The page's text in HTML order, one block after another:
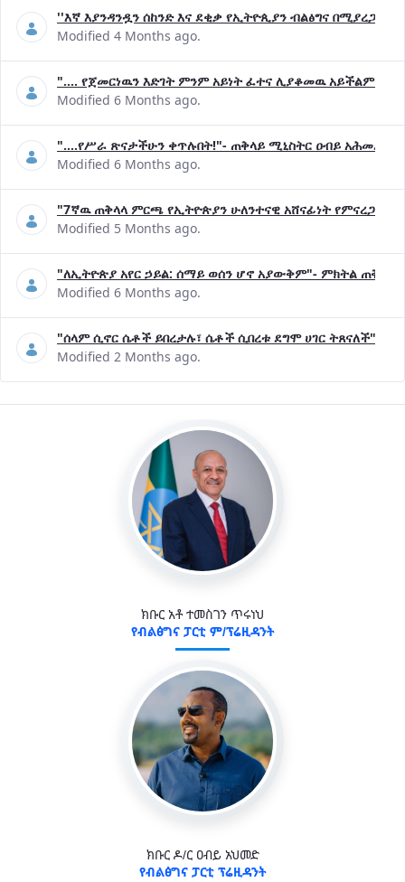
''እኛ እያንዳንዷን ሰከንድ እና ደቂቃ የኢትዮጲያን ብልፅግና
Modified 4 Months ago.
".... የጀመርነዉን እድገት ምንም አይነት ፈተና ሊያቆመዉ አይችልም"-
Modified 6 Months ago.
"....የሥራ ጽናታችሁን ቀጥሉበት!"- ጠቅላይ ሚኒስትር ዐብይ አሕመድ (ዶ/
Modified 6 Months ago.
"7ኛዉ ጠቅላላ ምርጫ የኢትዮጵያን ሁለንተናዊ አሸናፊነት
Modified 5 Months ago.
"ለኢትዮጵያ አየር ኃይል: ሰማይ ወሰን ሆኖ አያውቅም"- ምክትል ጠቅላይ
Modified 6 Months ago.
"ሰላም ሲኖር ሴቶች ይበረታሉ፣ ሴቶች ሲበረቱ ደግሞ ሀገር ትጸናለች"-
Modified 2 Months ago.
ክቡር አቶ ተመስገን ጥሩነህ
የብልፅግና ፓርቲ ም/ፕሬዚዳንት
ክቡር ዶ/ር ዐብይ አህመድ
የብልፅግና ፓርቲ ፕሬዚዳንት